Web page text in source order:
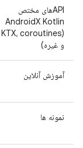
APIهای مختص
AndroidX Kotlin
(KTX، coroutines
و غیره)
آموزش آنلاین
نمونه ها